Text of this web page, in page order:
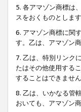
5. 各アマゾン商標は
スをおくものとしま
6. アマゾン商標に関
す。乙は、アマゾン
7. 乙は、特別リンク
たはその他使用する
することはできません
8. 乙は、いかなる管
おいても、アマゾン